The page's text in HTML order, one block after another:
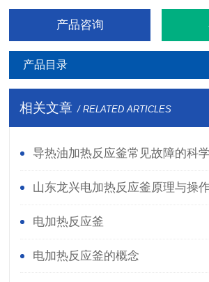
产品咨询
产品目录
相关文章 / RELATED ARTICLES
导热油加热反应釜常见故障的科
山东龙兴电加热反应釜原理与操
电加热反应釜
电加热反应釜的概念